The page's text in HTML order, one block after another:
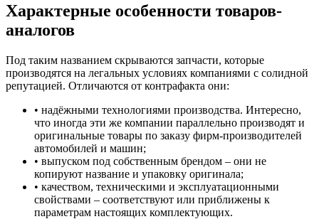
Характерные особенности товаров-
аналогов
Под таким названием скрываются запчасти, которые
производятся на легальных условиях компаниями с солидной
репутацией. Отличаются от контрафакта они:
• надёжными технологиями производства. Интересно,
что иногда эти же компании параллельно производят и
оригинальные товары по заказу фирм-производителей
автомобилей и машин;
• выпуском под собственным брендом – они не
копируют название и упаковку оригинала;
• качеством, техническими и эксплуатационными
свойствами – соответствуют или приближены к
параметрам настоящих комплектующих.